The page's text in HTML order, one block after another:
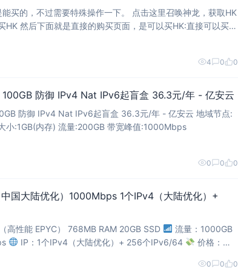
买的，不过需要特殊操作一下。 点击这里召唤神龙，获取HK
可以买H
4 0 0
防御 IPv4 Nat IPv6起盲盒 36.3元/年 - 亿安云
小:1GB(内存) 流量:200GB 带宽峰值:1000Mbps
0 0 0
国大陆优化）1000Mbps 1个IPv4（大陆优化）+
TYO-B.1C0G-CO 🖥 配置：1 vCPU（高性能 EPYC） 768MB RAM 20GB SSD
流量：1000GB
IP：1个IPv4（大陆优化）+ 256个IPv6/64
价格：原
0 0 0